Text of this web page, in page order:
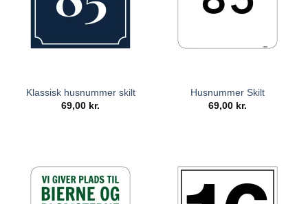
Klassisk husnummer skilt
69,00 kr.
Husnummer Skilt
69,00 kr.